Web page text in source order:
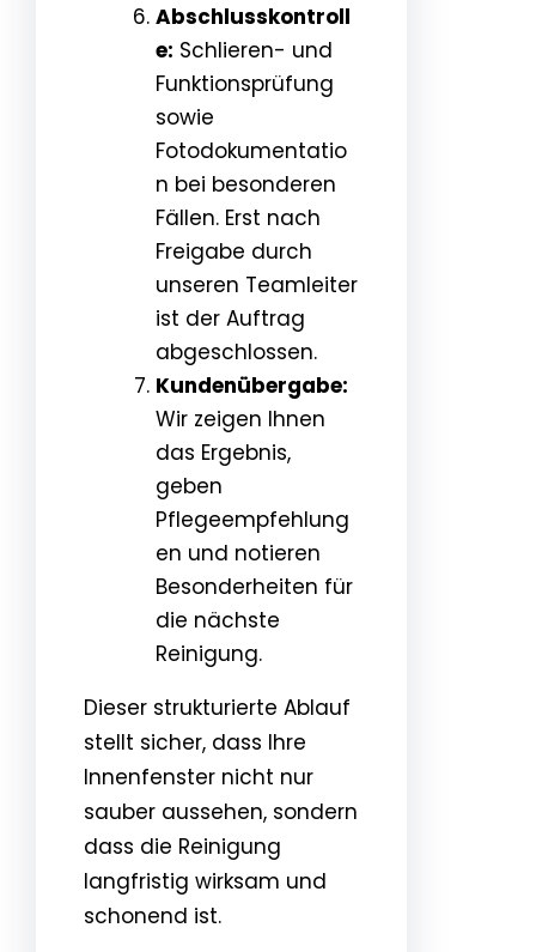
Abschlusskontroll
e: Schlieren- und
Funktionsprüfung
sowie
Fotodokumentatio
n bei besonderen
Fällen. Erst nach
Freigabe durch
unseren Teamleiter
ist der Auftrag
abgeschlossen.
Kundenübergabe:
Wir zeigen Ihnen
das Ergebnis,
geben
Pflegeempfehlung
en und notieren
Besonderheiten für
die nächste
Reinigung.
Dieser strukturierte Ablauf
stellt sicher, dass Ihre
Innenfenster nicht nur
sauber aussehen, sondern
dass die Reinigung
langfristig wirksam und
schonend ist.